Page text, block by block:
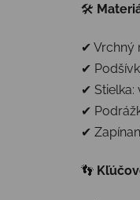
🛠
✔ Vrchný
✔
✔ Stielka:
✔
✔
👣